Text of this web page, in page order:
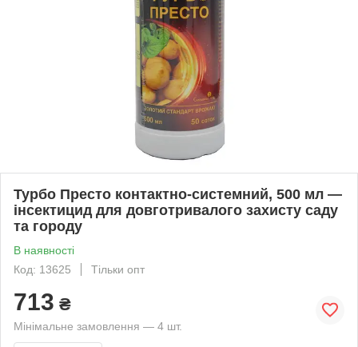
Турбо Престо контактно-системний, 500 мл —
інсектицид для довготривалого захисту саду
та городу
В наявності
Код: 13625
Тільки опт
713 ₴
Мінімальне замовлення — 4 шт.